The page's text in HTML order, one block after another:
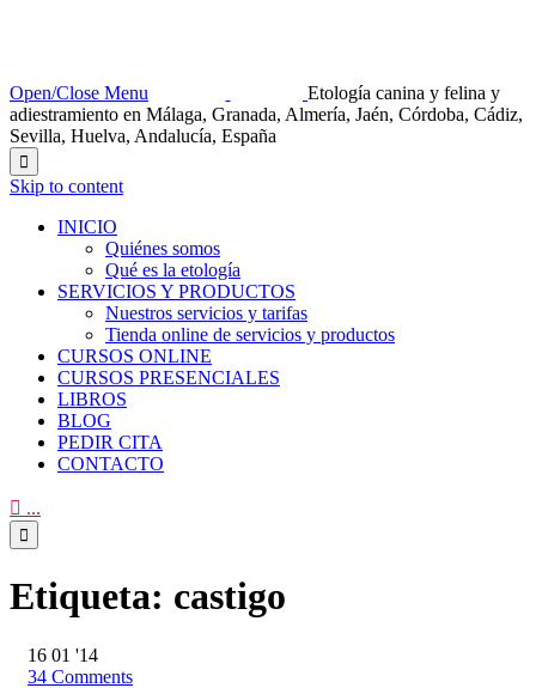
Open/Close Menu
Etología canina y felina y
adiestramiento en Málaga, Granada, Almería, Jaén, Córdoba, Cádiz,
Sevilla, Huelva, Andalucía, España

Skip to content
INICIO
Quiénes somos
Qué es la etología
SERVICIOS Y PRODUCTOS
Nuestros servicios y tarifas
Tienda online de servicios y productos
CURSOS ONLINE
CURSOS PRESENCIALES
LIBROS
BLOG
PEDIR CITA
CONTACTO
 ...

Etiqueta: castigo
16 01 '14
34 Comments